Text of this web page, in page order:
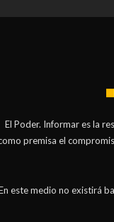
El Poder. Informar es la
premisa el
este medio no existirá